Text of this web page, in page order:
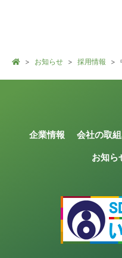
お知らせ 採用情報
企業情報 会社の取
お知ら